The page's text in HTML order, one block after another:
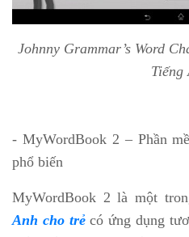
Johnny Grammar’s Word
Tiếng
- MyWordBook 2 – Phần
phổ biến
MyWordBook 2 là một
Anh cho trẻcó ứng dụng